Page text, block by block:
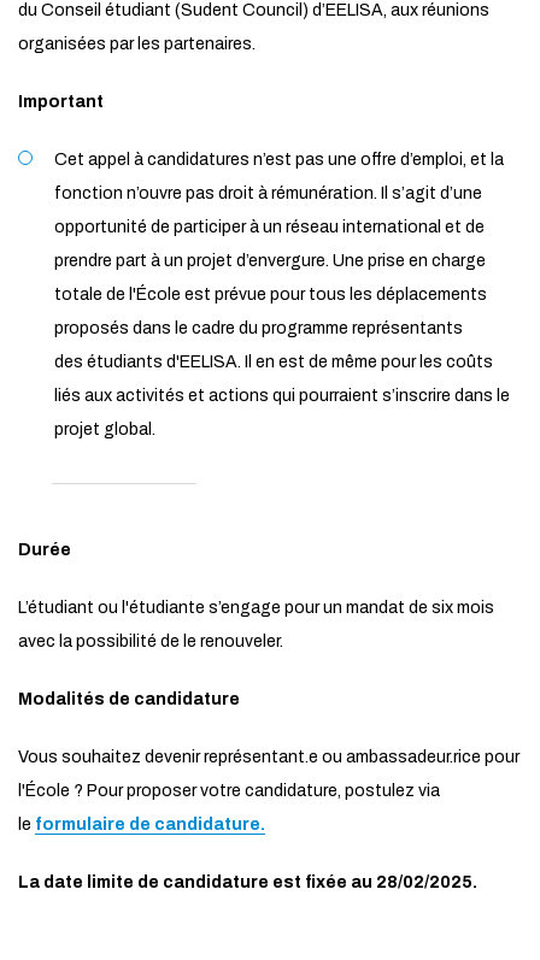
du Conseil étudiant (Sudent Council) d’EELISA, aux réunions
organisées par les partenaires.
Important
Cet appel à candidatures n’est pas une offre d’emploi, et la
fonction n’ouvre pas droit à rémunération. Il s’agit d’une
opportunité de participer à un réseau international et de
prendre part à un projet d’envergure. Une prise en charge
totale de l'École est prévue pour tous les déplacements
proposés dans le cadre du programme représentants
des étudiants d'EELISA. Il en est de même pour les coûts
liés aux activités et actions qui pourraient s’inscrire dans le
projet global.
Durée
L’étudiant ou l'étudiante s’engage pour un mandat de six mois
avec la possibilité de le renouveler.
Modalités de candidature
Vous souhaitez devenir représentant.e ou ambassadeur.rice pour
l'École ? Pour proposer votre candidature, postulez via
le formulaire de candidature.
La date limite de candidature est fixée au 28/02/2025.